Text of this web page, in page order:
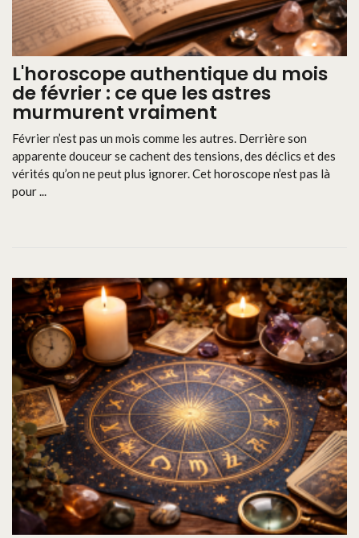
L'horoscope authentique du mois
de février : ce que les astres
murmurent vraiment
Février n’est pas un mois comme les autres. Derrière son
apparente douceur se cachent des tensions, des déclics et des
vérités qu’on ne peut plus ignorer. Cet horoscope n’est pas là
pour ...